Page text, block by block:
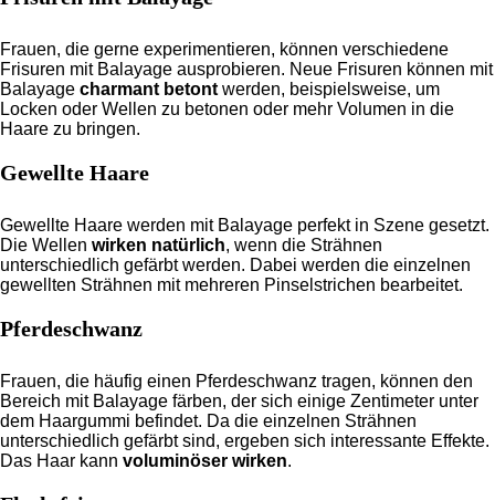
Frauen, die gerne experimentieren, können verschiedene
Frisuren mit Balayage ausprobieren. Neue Frisuren können mit
Balayage charmant betont werden, beispielsweise, um
Locken oder Wellen zu betonen oder mehr Volumen in die
Haare zu bringen.
Gewellte Haare
Gewellte Haare werden mit Balayage perfekt in Szene gesetzt.
Die Wellen wirken natürlich, wenn die Strähnen
unterschiedlich gefärbt werden. Dabei werden die einzelnen
gewellten Strähnen mit mehreren Pinselstrichen bearbeitet.
Pferdeschwanz
Frauen, die häufig einen Pferdeschwanz tragen, können den
Bereich mit Balayage färben, der sich einige Zentimeter unter
dem Haargummi befindet. Da die einzelnen Strähnen
unterschiedlich gefärbt sind, ergeben sich interessante Effekte.
Das Haar kann voluminöser wirken.